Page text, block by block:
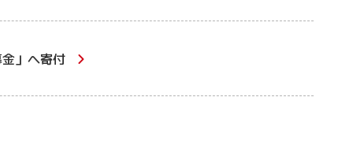
」へ寄付